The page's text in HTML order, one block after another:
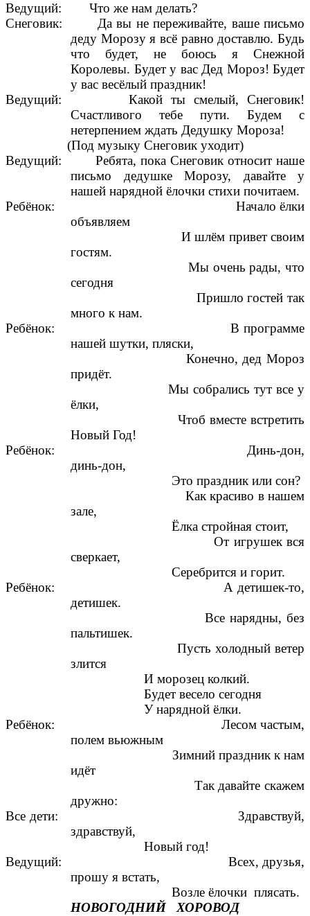
Ведущий: Что же нам делать?
Снеговик: Да вы не переживайте, ваше письмо
деду Морозу я всё равно доставлю. Будь
что будет, не боюсь я Снежной
Королевы. Будет у вас Дед Мороз! Будет
у вас весёлый праздник!
Ведущий: Какой ты смелый, Снеговик!
Счастливого тебе пути. Будем с
нетерпением ждать Дедушку Мороза!
(Под музыку Снеговик уходит)
Ведущий: Ребята, пока Снеговик относит наше
письмо дедушке Морозу, давайте у
нашей нарядной ёлочки стихи почитаем.
Ребёнок: Начало ёлки
объявляем
И шлём привет своим
гостям.
Мы очень рады, что
сегодня
Пришло гостей так
много к нам.
Ребёнок: В программе
нашей шутки, пляски,
Конечно, дед Мороз
придёт.
Мы собрались тут все у
ёлки,
Чтоб вместе встретить
Новый Год!
Ребёнок: Динь-дон,
динь-дон,
Это праздник или сон?
Как красиво в нашем
зале,
Ёлка стройная стоит,
От игрушек вся
сверкает,
Серебрится и горит.
Ребёнок: А детишек-то,
детишек.
Все нарядны, без
пальтишек.
Пусть холодный ветер
злится
И морозец колкий.
Будет весело сегодня
У нарядной ёлки.
Ребёнок: Лесом частым,
полем вьюжным
Зимний праздник к нам
идёт
Так давайте скажем
дружно:
Все дети: Здравствуй,
здравствуй,
Новый год!
Ведущий: Всех, друзья,
прошу я встать,
Возле ёлочки плясать.
НОВОГОДНИЙ ХОРОВОД